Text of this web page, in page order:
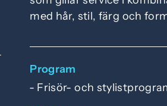
med hår, stil, färg och
Program
Frisör- och